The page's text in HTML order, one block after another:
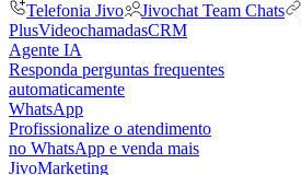
Telefonia Jivo
Jivochat Team Chats
PlusVideochamadasCRM
Agente IA
Responda perguntas frequentes
automaticamente
WhatsApp
Profissionalize o atendimento
no WhatsApp e venda mais
JivoMarketing